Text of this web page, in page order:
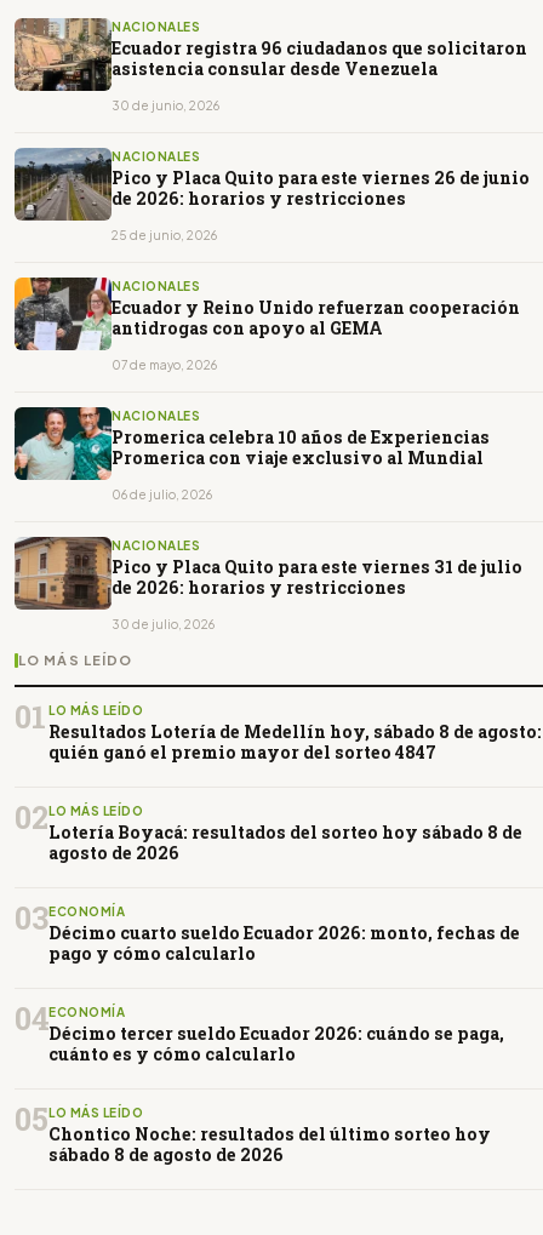
NACIONALES
Ecuador registra 96 ciudadanos que solicitaron
asistencia consular desde Venezuela
30 de junio, 2026
NACIONALES
Pico y Placa Quito para este viernes 26 de junio
de 2026: horarios y restricciones
25 de junio, 2026
NACIONALES
Ecuador y Reino Unido refuerzan cooperación
antidrogas con apoyo al GEMA
07 de mayo, 2026
NACIONALES
Promerica celebra 10 años de Experiencias
Promerica con viaje exclusivo al Mundial
06 de julio, 2026
NACIONALES
Pico y Placa Quito para este viernes 31 de julio
de 2026: horarios y restricciones
30 de julio, 2026
LO MÁS LEÍDO
01 LO MÁS LEÍDO
Resultados Lotería de Medellín hoy, sábado 8 de agosto:
quién ganó el premio mayor del sorteo 4847
02 LO MÁS LEÍDO
Lotería Boyacá: resultados del sorteo hoy sábado 8 de
agosto de 2026
03ECONOMÍA
Décimo cuarto sueldo Ecuador 2026: monto, fechas de
pago y cómo calcularlo
04ECONOMÍA
Décimo tercer sueldo Ecuador 2026: cuándo se paga,
cuánto es y cómo calcularlo
05 LO MÁS LEÍDO
Chontico Noche: resultados del último sorteo hoy
sábado 8 de agosto de 2026